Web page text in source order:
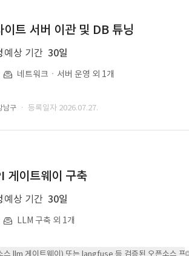
트 서버 이관 및 DB 튜닝
예상 기간 30일
네트워크ㆍ서버 운영 외 1개
남구 · 등록일자 2026.07.27.
게이트웨이 구축
예상 기간 30일
LLM 구축 외 1개
llm 게이트웨이) 또는 langfuse 등 검증된 오픈소스 프